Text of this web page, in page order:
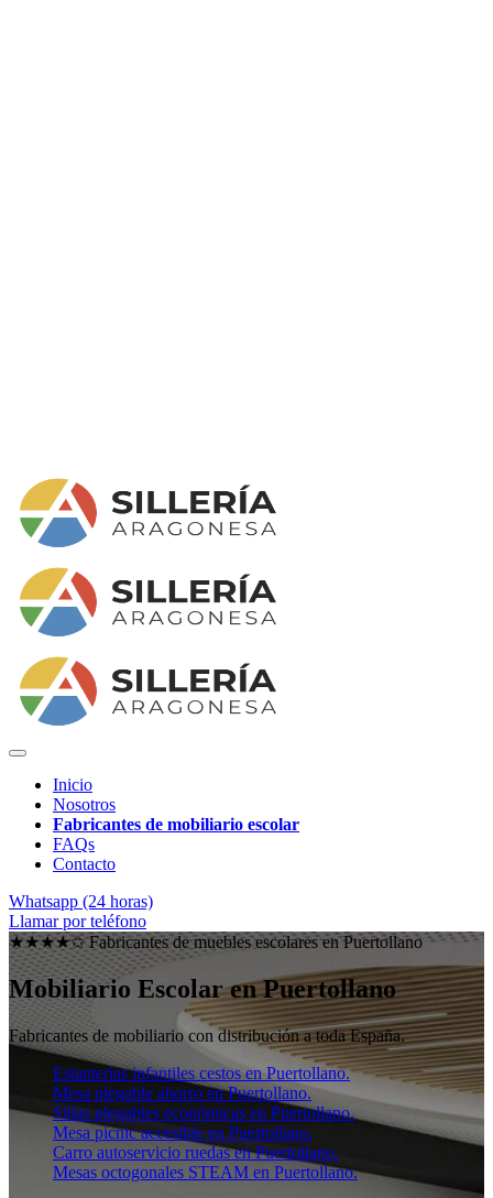
Inicio
Nosotros
Fabricantes de mobiliario escolar
FAQs
Contacto
Whatsapp (24 horas)
Llamar por teléfono
★★★★✩ Fabricantes de muebles escolares enPuertollano
Mobiliario Escolar en Puertollano
Fabricantes de mobiliario con distribución a toda España.
Estanterías infantiles cestos en Puertollano.
Mesa plegable ahorro en Puertollano.
Sillas plegables económicas en Puertollano.
Mesa picnic accesible en Puertollano.
Carro autoservicio ruedas en Puertollano.
Mesas octogonales STEAM en Puertollano.